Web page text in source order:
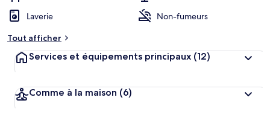
Laverie
Non-fumeurs
Tout afficher
Services et équipements principaux (12)
Comme à la maison (6)